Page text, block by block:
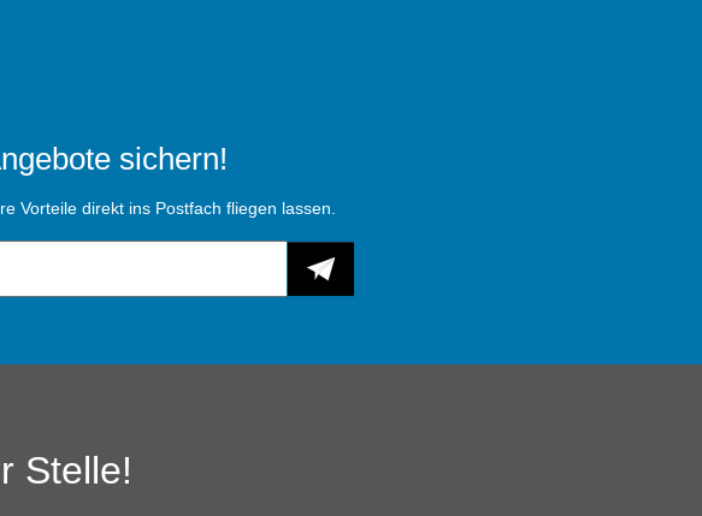
sichern!
Vorteile direkt ins Postfach fliegen lassen.
Stelle!